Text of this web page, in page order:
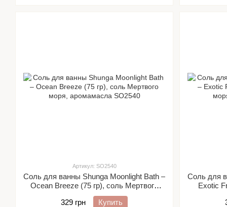
Артикул: SO2540
Соль для ванны Shunga Moonlight Bath –
Ocean Breeze (75 гр), соль Мертвого
моря, аромамасла
329 грн
Купить
Соль для
Exotic